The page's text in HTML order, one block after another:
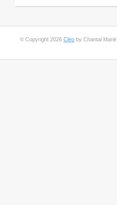
© Copyright 2026 Cléo by Chantal Marié